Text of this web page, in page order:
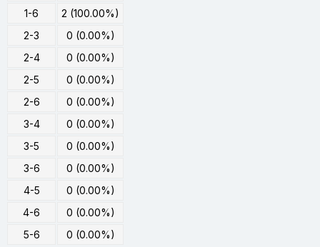
1-6
2 (100.00%)
2-3
0 (0.00%)
2-4
0 (0.00%)
2-5
0 (0.00%)
2-6
0 (0.00%)
3-4
0 (0.00%)
3-5
0 (0.00%)
3-6
0 (0.00%)
4-5
0 (0.00%)
4-6
0 (0.00%)
5-6
0 (0.00%)